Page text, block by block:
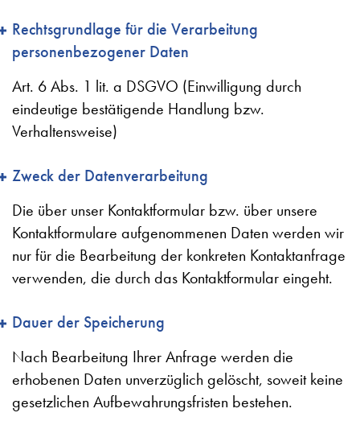
Rechtsgrundlage für die Verarbeitung
personenbezogener Daten
Art. 6 Abs. 1 lit. a DSGVO (Einwilligung durch
eindeutige bestätigende Handlung bzw.
Verhaltensweise)
Zweck der Datenverarbeitung
Die über unser Kontaktformular bzw. über unsere
Kontaktformulare aufgenommenen Daten werden wir
nur für die Bearbeitung der konkreten Kontaktanfrage
verwenden, die durch das Kontaktformular eingeht.
Dauer der Speicherung
Nach Bearbeitung Ihrer Anfrage werden die
erhobenen Daten unverzüglich gelöscht, soweit keine
gesetzlichen Aufbewahrungsfristen bestehen.